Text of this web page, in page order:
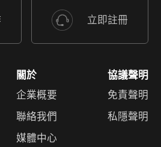
立即註冊
關於
企業概要
聯絡我們
媒體中心
協議聲明
免責聲明
私隱聲明